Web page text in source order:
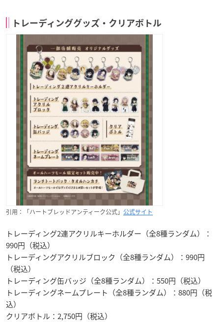
トレーディンググッズ・クリアボトル
引用：「ハートブレッドアンティーク公式」 公式サイト
トレーディング2連アクリルキーホルダー（全8種ランダム）：
990円（税込）
トレーディングアクリルブロック（全8種ランダム）：990円
（税込）
トレーディング缶バッジ（全8種ランダム）：550円（税込）
トレーディングネームプレート（全8種ランダム）：880円（税
込）
クリアボトル：2,750円（税込）